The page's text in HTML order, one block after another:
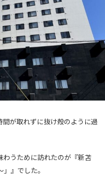
が取れずに抜け殻のように過
うために訪れたのが『新苫
』でした。